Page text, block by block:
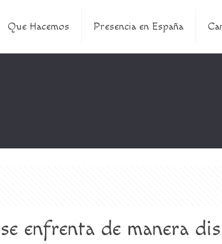
Que Hacemos Presencia en España
enfrenta de manera